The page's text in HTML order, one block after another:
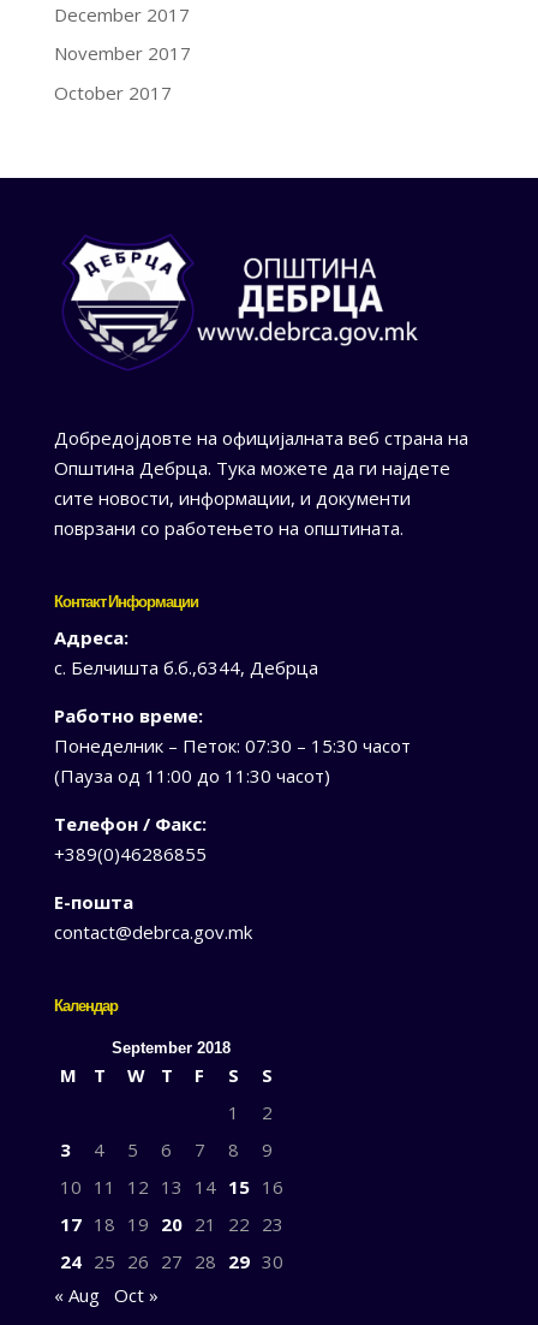
December 2017
November 2017
October 2017
Добредојдовте на официјалната веб страна на
Општина Дебрца. Тука можете да ги најдете
сите новости, информации, и документи
поврзани со работењето на општината.
Контакт Информации
Адреса:
с. Белчишта б.б.,6344, Дебрца
Работно време:
Понеделник – Петок: 07:30 – 15:30 часот
(Пауза од 11:00 до 11:30 часот)
Телефон / Факс:
+389(0)46286855
Е-пошта
contact@debrca.gov.mk
Календар
September 2018
M T W T F S
S
1
2
3
4 5 6 7 8
9
10 11 12 13 14 15 16
17 18 19 20 21 22 23
24 25 26 27 28 29 30
« Aug
Oct »